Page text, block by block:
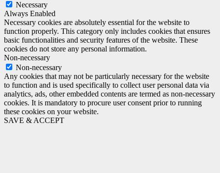
Necessary
Always Enabled
Necessary cookies are absolutely essential for the website to
function properly. This category only includes cookies that ensures
basic functionalities and security features of the website. These
cookies do not store any personal information.
Non-necessary
Non-necessary
Any cookies that may not be particularly necessary for the website
to function and is used specifically to collect user personal data via
analytics, ads, other embedded contents are termed as non-necessary
cookies. It is mandatory to procure user consent prior to running
these cookies on your website.
SAVE & ACCEPT